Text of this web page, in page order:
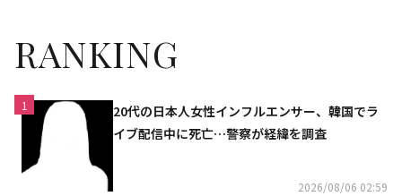
RANKING
1
20代の日本人女性インフルエンサー、韓国でラ
イブ配信中に死亡…警察が経緯を調査
2026/08/06 02:59